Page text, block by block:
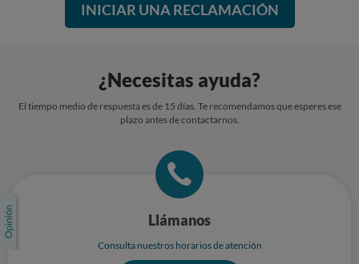
INICIAR UNA RECLAMACIÓN
¿Necesitas ayuda?
El tiempo medio de respuesta es de 15 días. Te recomendamos que esperes ese
plazo antes de contactarnos.
Llámanos
Consulta nuestros horarios de atención